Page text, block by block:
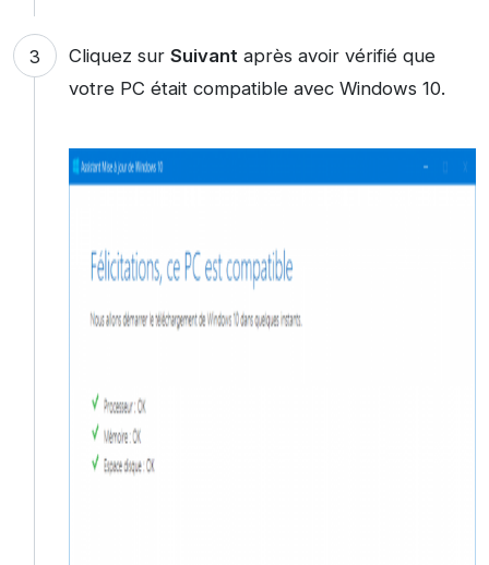
Cliquez sur Suivantaprès avoir vérifié que
votre PC était compatible avec Windows 10.